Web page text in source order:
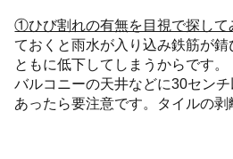
①ひび割れの有無を目視で探して
ておくと雨水が入り込み鉄筋が
ともに低下してしまうからです
バルコニーの天井などに30セン
あったら要注意です。タイルの剥